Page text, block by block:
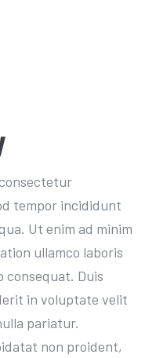
tempor incididunt
Ut enim ad minim
ullamco laboris
consequat. Duis
in voluptate velit
pariatur.
non proident,